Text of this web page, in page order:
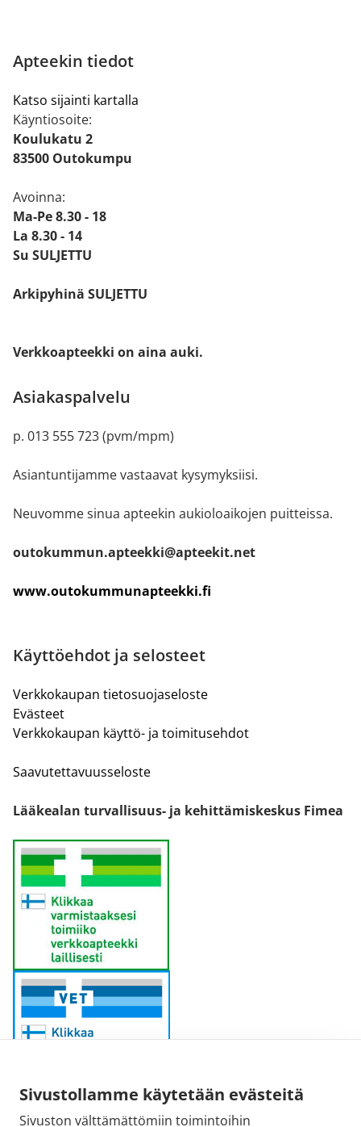
Sivustollamme käytetään evästeitä
Sivuston välttämättömiin toimintoihin
Apteekin tiedot
Katso sijainti kartalla
Käyntiosoite:
Koulukatu 2
83500 Outokumpu
Avoinna:
Ma-Pe 8.30 - 18
La 8.30 - 14
Su SULJETTU
Arkipyhinä SULJETTU
Verkkoapteekki on aina auki.
Asiakaspalvelu
p. 013 555 723 (pvm/mpm)
Asiantuntijamme vastaavat kysymyksiisi.
Neuvomme sinua apteekin aukioloaikojen puitteissa.
outokummun.apteekki@apteekit.net
www.outokummunapteekki.fi
Käyttöehdot ja selosteet
Verkkokaupan tietosuojaseloste
Evästeet
Verkkokaupan käyttö- ja toimitusehdot
Saavutettavuusseloste
Lääkealan turvallisuus- ja kehittämiskeskus Fimea